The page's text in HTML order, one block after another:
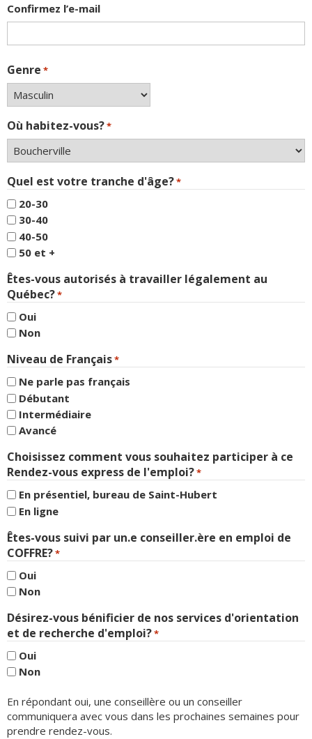
Confirmez l’e-mail
Genre *
Où habitez-vous?*
Quel est votre tranche d'âge?*
20-30
30-40
40-50
50 et +
Êtes-vous autorisés à travailler légalement au
Québec?*
Oui
Non
Niveau de Français*
Ne parle pas français
Débutant
Intermédiaire
Avancé
Choisissez comment vous souhaitez participer à ce
Rendez-vous express de l'emploi?*
En présentiel, bureau de Saint-Hubert
En ligne
Êtes-vous suivi par un.e conseiller.ère en emploi de
COFFRE?*
Oui
Non
Désirez-vous bénificier de nos services d'orientation
et de recherche d'emploi?*
Oui
Non
En répondant oui, une conseillère ou un conseiller
communiquera avec vous dans les prochaines semaines pour
prendre rendez-vous.